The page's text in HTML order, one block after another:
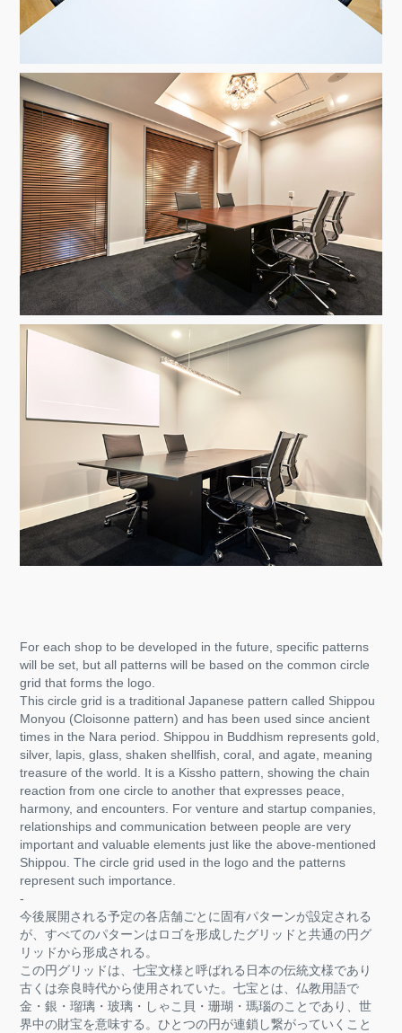
For each shop to be developed in the future, specific patterns
will be set, but all patterns will be based on the common circle
grid that forms the logo.
This circle grid is a traditional Japanese pattern called Shippou
Monyou (Cloisonne pattern) and has been used since ancient
times in the Nara period. Shippou in Buddhism represents gold,
silver, lapis, glass, shaken shellfish, coral, and agate, meaning
treasure of the world. It is a Kissho pattern, showing the chain
reaction from one circle to another that expresses peace,
harmony, and encounters. For venture and startup companies,
relationships and communication between people are very
important and valuable elements just like the above-mentioned
Shippou. The circle grid used in the logo and the patterns
represent such importance.
-
今後展開される予定の各店舗ごとに固有パターンが設定される
が、すべてのパターンはロゴを形成したグリッドと共通の円グ
リッドから形成される。
この円グリッドは、七宝文様と呼ばれる日本の伝統文様であり
古くは奈良時代から使用されていた。七宝とは、仏教用語で
金・銀・瑠璃・玻璃・しゃこ貝・珊瑚・瑪瑙のことであり、世
界中の財宝を意味する。ひとつの円が連鎖し繋がっていくこと